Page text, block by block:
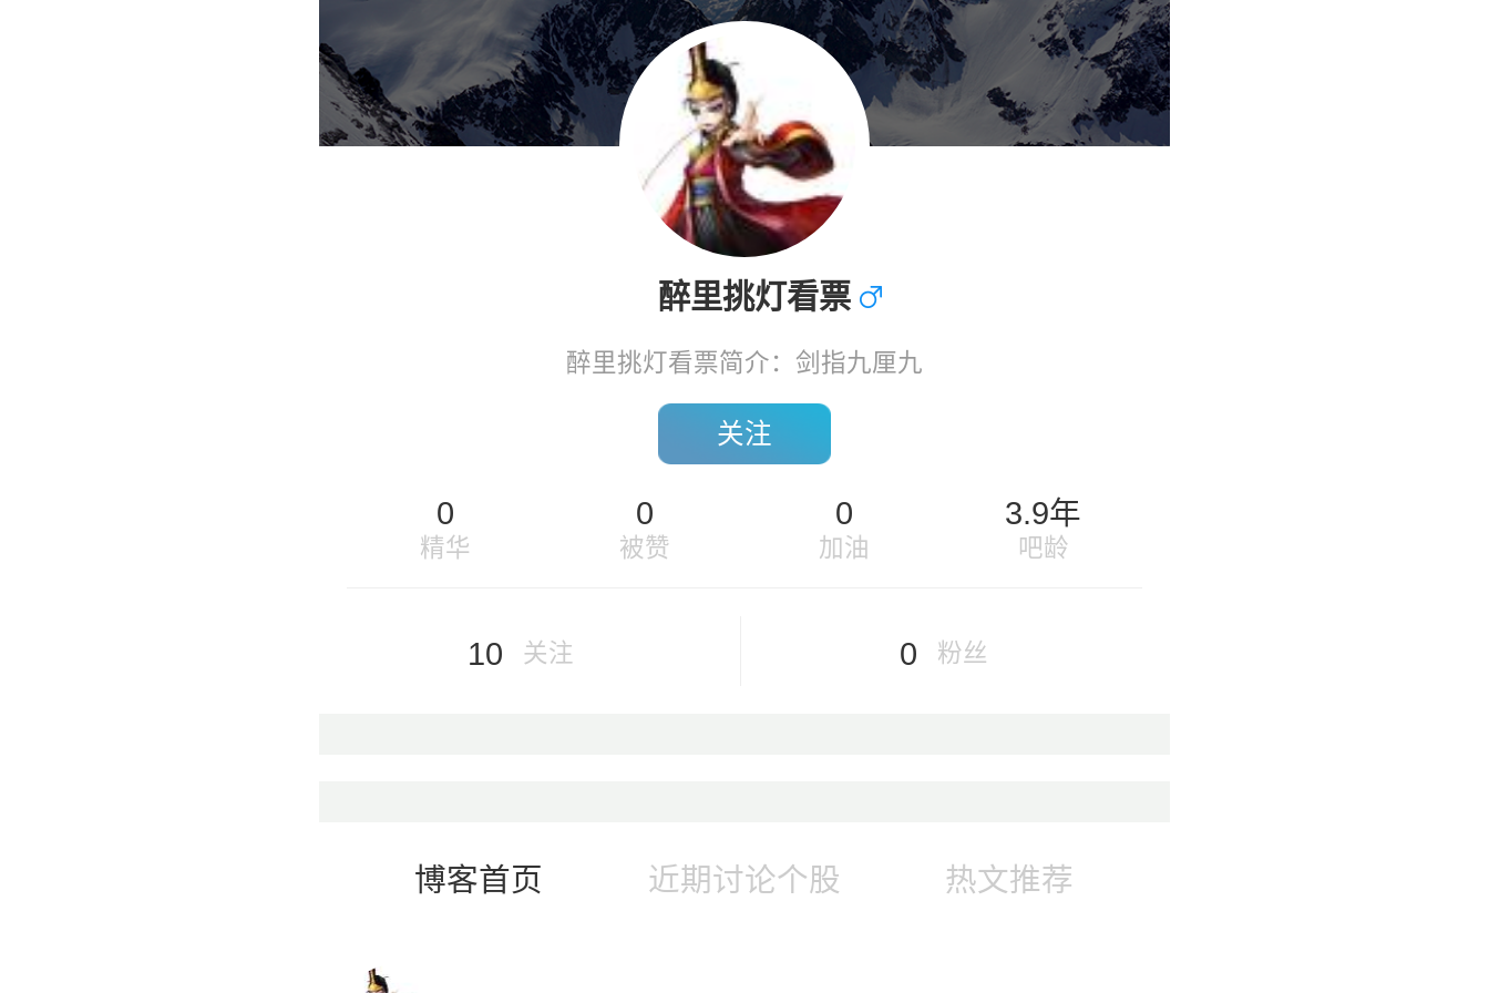
醉里挑灯看票
醉里挑灯看票简介：剑指九厘九
关注
0
精华
0
被赞
0
加油
3.9年
吧龄
10 关注 0 粉丝
博客首页 近期讨论个股 热文推荐